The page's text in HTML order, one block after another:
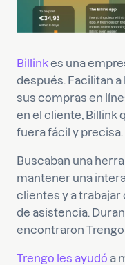
Billinkes una
después. Facilitan
sus compras en
en el cliente, Billink
fuera fácil y precisa.
Buscaban una
mantener una
clientes y a trabajar
de asistencia.
encontraron
Trengo les ayudó a